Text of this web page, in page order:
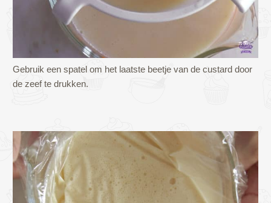
Gebruik een spatel om het laatste beetje van de custard door
de zeef te drukken.